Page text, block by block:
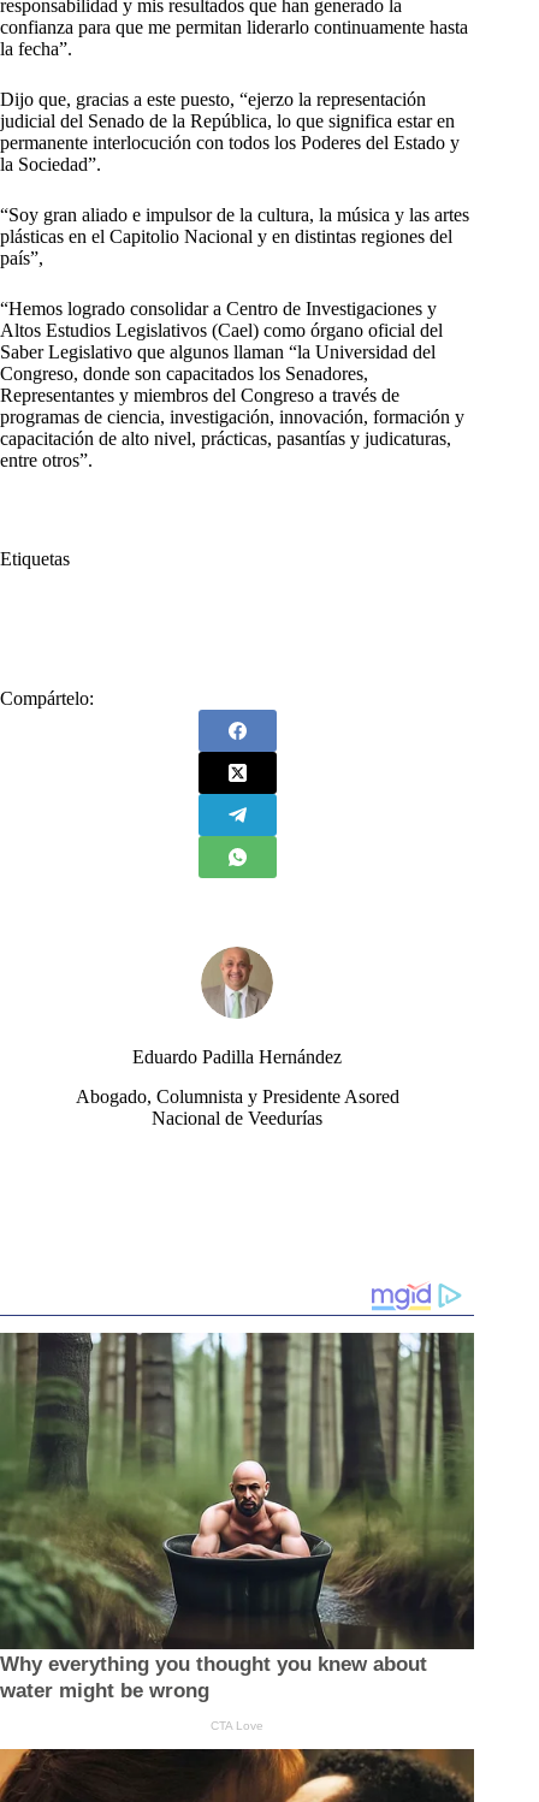
responsabilidad y mis resultados que han generado la
confianza para que me permitan liderarlo continuamente hasta
la fecha”.
Dijo que, gracias a este puesto, “ejerzo la representación
judicial del Senado de la República, lo que significa estar en
permanente interlocución con todos los Poderes del Estado y
la Sociedad”.
“Soy gran aliado e impulsor de la cultura, la música y las artes
plásticas en el Capitolio Nacional y en distintas regiones del
país”,
“Hemos logrado consolidar a Centro de Investigaciones y
Altos Estudios Legislativos (Cael) como órgano oficial del
Saber Legislativo que algunos llaman “la Universidad del
Congreso, donde son capacitados los Senadores,
Representantes y miembros del Congreso a través de
programas de ciencia, investigación, innovación, formación y
capacitación de alto nivel, prácticas, pasantías y judicaturas,
entre otros”.
Etiquetas
Compártelo:
Eduardo Padilla Hernández
Abogado, Columnista y Presidente Asored
Nacional de Veedurías